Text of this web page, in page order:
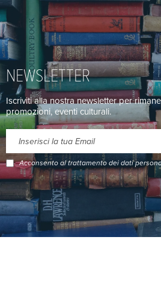
NEWSLETTER
Iscriviti alla nostra newsletter per
promozioni, eventi culturali.
Acconsento al trattamento dei dati